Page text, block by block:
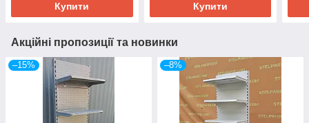
Купити Купити
Акційні пропозиції та новинки
–15% –8%